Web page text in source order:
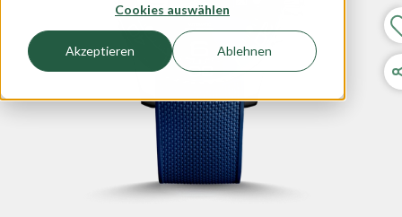
Cookies auswählen
Akzeptieren Ablehnen